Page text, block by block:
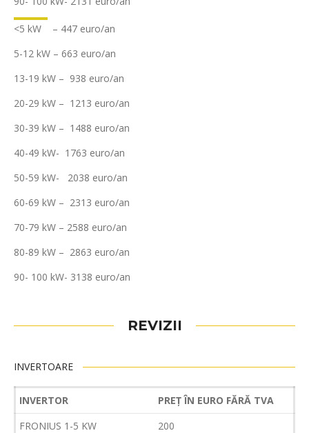
<5 kW – 447 euro/an
5-12 kW – 663 euro/an
13-19 kW – 938 euro/an
20-29 kW – 1213 euro/an
30-39 kW – 1488 euro/an
40-49 kW- 1763 euro/an
50-59 kW- 2038 euro/an
60-69 kW – 2313 euro/an
70-79 kW – 2588 euro/an
80-89 kW – 2863 euro/an
90- 100 kW- 3138 euro/an
REVIZII
INVERTOARE
INVERTOR
PREȚ ÎN EURO FĂRĂ TVA
FRONIUS 1-5 KW
200